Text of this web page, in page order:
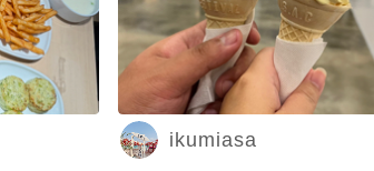
ikumiasa